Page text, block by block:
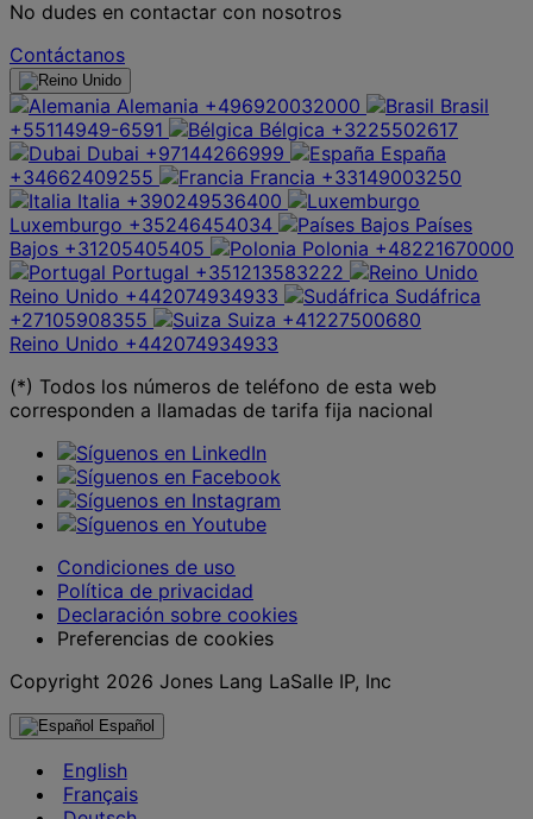
No dudes en contactar con nosotros
Contáctanos
Alemania +496920032000
Brasil
+55114949-6591
Bélgica +3225502617
Dubai +97144266999
España
+34662409255
Francia +33149003250
Italia +390249536400
Luxemburgo +35246454034
Países
Bajos +31205405405 Polonia +48221670000
Portugal +351213583222
Reino Unido +442074934933
Sudáfrica
+27105908355
Suiza +41227500680
Reino Unido +442074934933
(*) Todos los números de teléfono de esta web
corresponden a llamadas de tarifa fija nacional
Condiciones de uso
Política de privacidad
Declaración sobre cookies
Preferencias de cookies
Copyright 2026 Jones Lang LaSalle IP, Inc
Español
English
Français